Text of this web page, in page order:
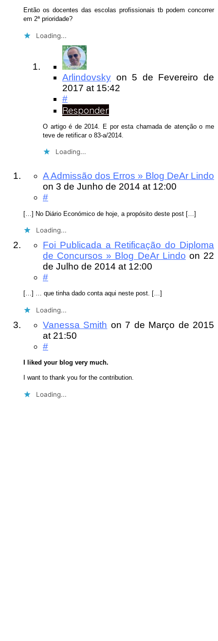
Então os docentes das escolas profissionais tb podem concorrer
em 2ª prioridade?
Loading...
Arlindovsky on 5 de Fevereiro de
2017 at 15:42
#
Responder
O artigo é de 2014. E por esta chamada de atenção o me
teve de retificar o 83-a/2014.
Loading...
A Admissão dos Erros » Blog DeAr Lindo
on 3 de Junho de 2014 at 12:00
#
[…] No Diário Económico de hoje, a propósito deste post […]
Loading...
Foi Publicada a Retificação do Diploma
de Concursos » Blog DeAr Lindo on 22
de Julho de 2014 at 12:00
#
[…] … que tinha dado conta aqui neste post. […]
Loading...
Vanessa Smith on 7 de Março de 2015
at 21:50
#
I liked your blog very much.
I want to thank you for the contribution.
Loading...